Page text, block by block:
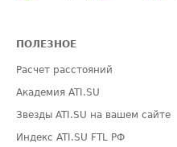
ПОЛЕЗНОЕ
Расчет расстояний
Академия ATI.SU
Звезды ATI.SU на вашем сайте
Индекс ATI.SU FTL РФ